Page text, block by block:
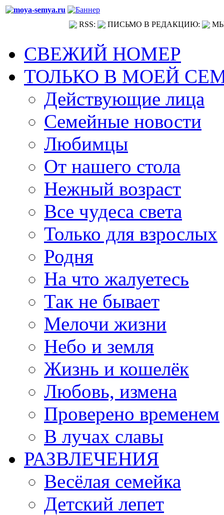
RSS: ПИСЬМО В РЕДАКЦИЮ:
СВЕЖИЙ НОМЕР
ТОЛЬКО В МОЕЙ
Действующие лица
Семейные новости
Любимцы
От нашего стола
Нежный возраст
Все чудеса света
Только для взрослых
Родня
На что жалуетесь
Так не бывает
Мелочи жизни
Небо и земля
Жизнь и кошелёк
Любовь, измена
Проверено временем
В лучах славы
РАЗВЛЕЧЕНИЯ
Весёлая семейка
Детский лепет